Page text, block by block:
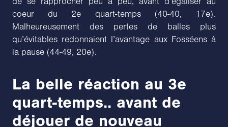
coeur du 2e quart-temps (40-40, 17e).
Malheureusement des pertes de balles plus
qu’évitables redonnaient l’avantage aux Fosséens à
la pause (44-49, 20e).
La belle réaction au 3e
quart-temps.. avant de
déjouer de nouveau